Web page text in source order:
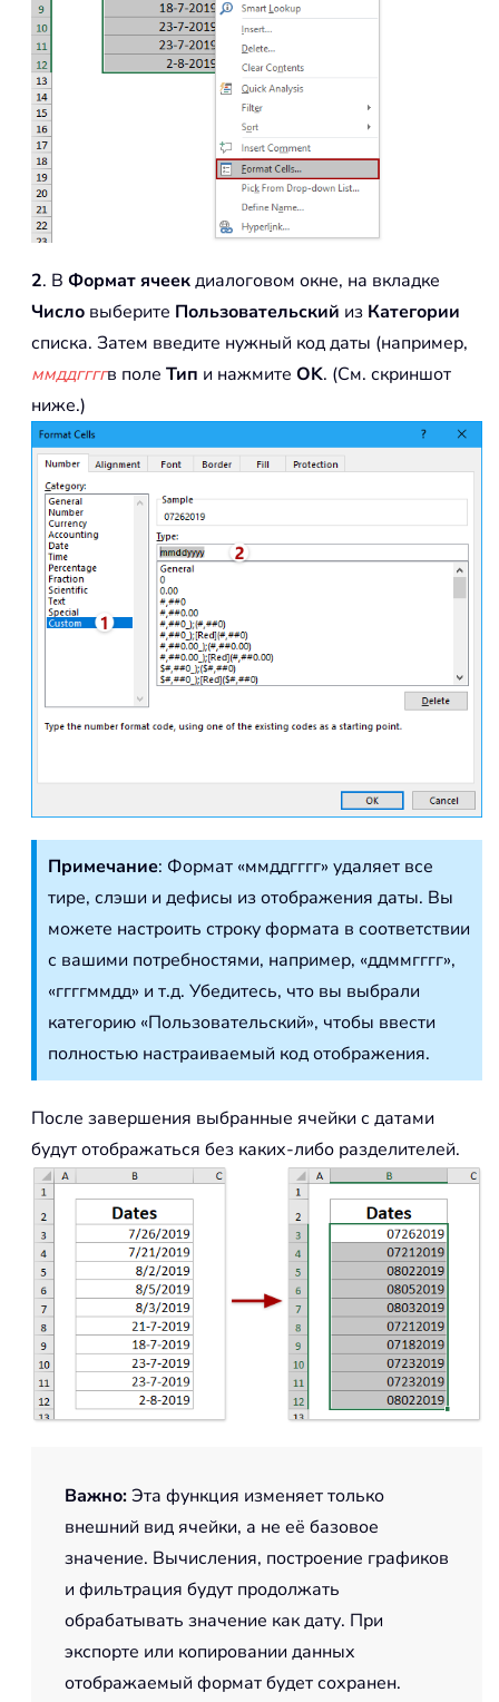
2. В Формат ячеекдиалоговом окне, на вкладке
Число выберите Пользовательский из Категории
списка. Затем введите нужный код даты (например,
ммддггггв поле Тип и нажмите OK. (См. скриншот
ниже.)
Примечание: Формат «ммддгггг» удаляет все
тире, слэши и дефисы из отображения даты. Вы
можете настроить строку формата в соответствии
с вашими потребностями, например, «ддммгггг»,
«ггггммдд» и т.д. Убедитесь, что вы выбрали
категорию «Пользовательский», чтобы ввести
полностью настраиваемый код отображения.
После завершения выбранные ячейки с датами
будут отображаться без каких-либо разделителей.
Важно:Эта функция изменяет только
внешний вид ячейки, а не её базовое
значение. Вычисления, построение графиков
и фильтрация будут продолжать
обрабатывать значение как дату. При
экспорте или копировании данных
отображаемый формат будет сохранен.